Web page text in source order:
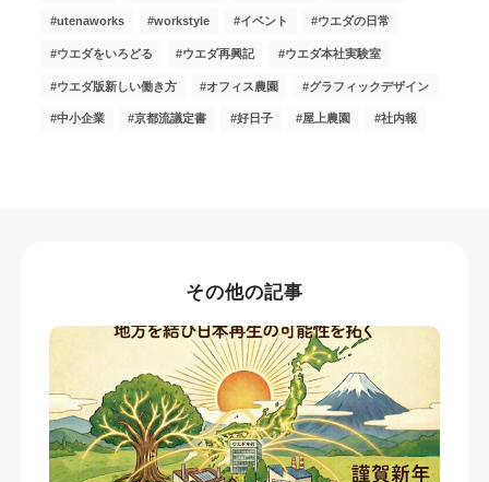
utenaworks workstyle イベント ウエダの日常
ウエダをいろどる ウエダ再興記 ウエダ本社実験室
ウエダ版新しい働き方 オフィス農園 グラフィックデザイン
中小企業 京都流議定書 好日子 屋上農園 社内報
その他の記事